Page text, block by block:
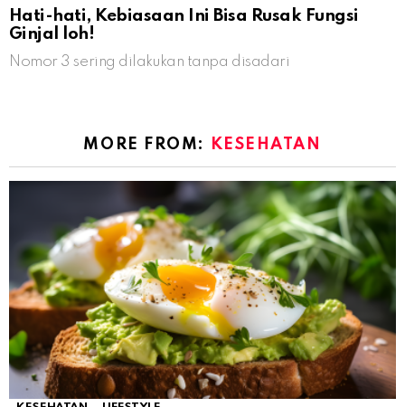
Hati-hati, Kebiasaan Ini Bisa Rusak Fungsi
Ginjal loh!
Nomor 3 sering dilakukan tanpa disadari
MORE FROM: KESEHATAN